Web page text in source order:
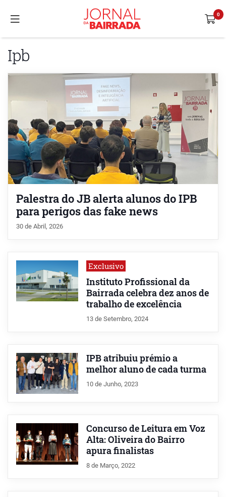
Ipb
Palestra do JB alerta alunos do IPB
para perigos das fake news
30 de Abril, 2026
Exclusivo
Instituto Profissional da
Bairrada celebra dez anos de
trabalho de excelência
13 de Setembro, 2024
IPB atribuiu prémio a
melhor aluno de cada turma
10 de Junho, 2023
Concurso de Leitura em Voz
Alta: Oliveira do Bairro
apura finalistas
8 de Março, 2022